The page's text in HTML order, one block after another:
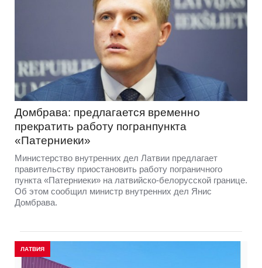
Домбрава: предлагается временно
прекратить работу погранпункта
«Патерниеки»
Министерство внутренних дел Латвии предлагает
правительству приостановить работу пограничного
пункта «Патерниеки» на латвийско-белорусской границе.
Об этом сообщил министр внутренних дел Янис
Домбрава.
ЛАТВИЯ